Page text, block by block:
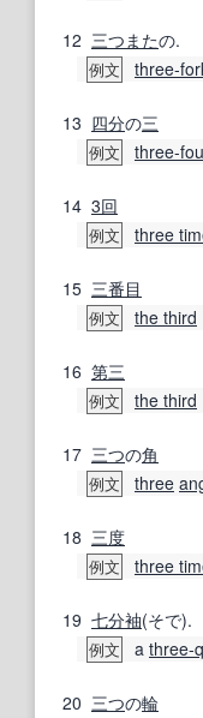
12 三つまたの.
例文
13 四分の三
例文 three-
14 3回
例文 three
15 三番目
例文 the third
16 第三
例文 the third
17 三つの角
例文 three
18 三度
例文 three
19 七分袖(そで).
例文 a
20 三つの輪